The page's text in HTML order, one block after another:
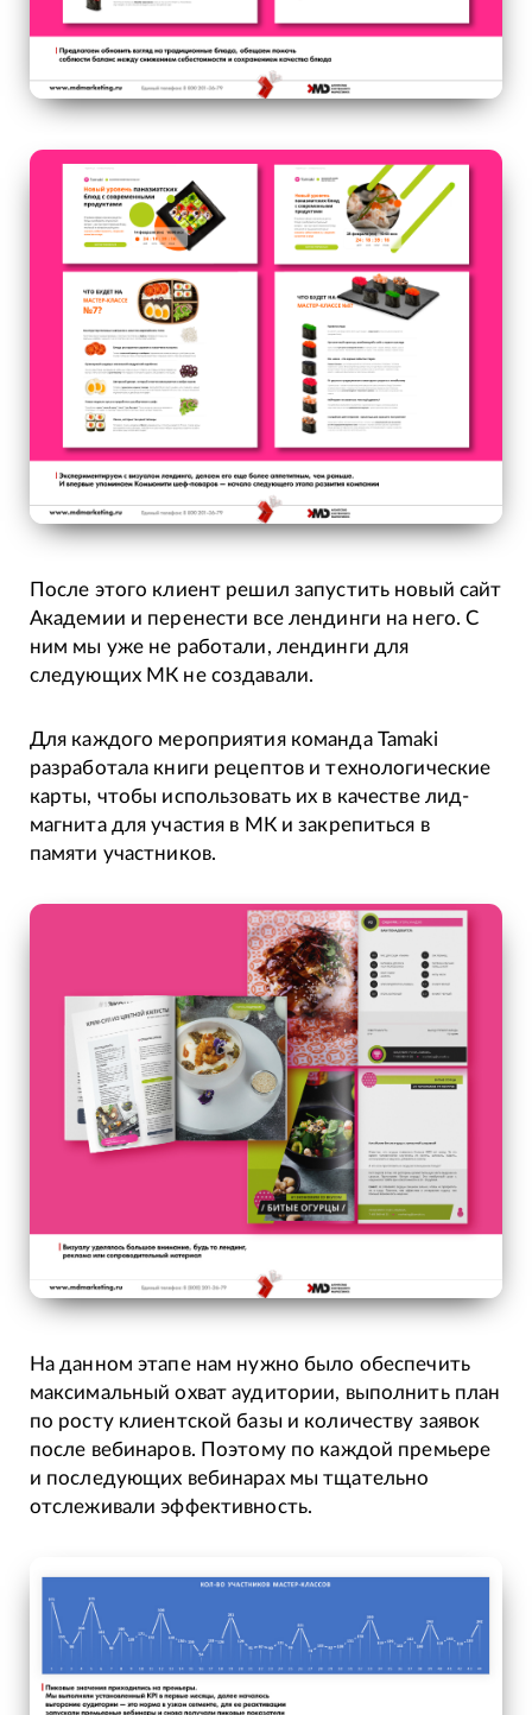
После этого клиент решил запустить новый сайт
Академии и перенести все лендинги на него. С
ним мы уже не работали, лендинги для
следующих МК не создавали.
Для каждого мероприятия команда Tamaki
разработала книги рецептов и технологические
карты, чтобы использовать их в качестве лид-
магнита для участия в МК и закрепиться в
памяти участников.
На данном этапе нам нужно было обеспечить
максимальный охват аудитории, выполнить план
по росту клиентской базы и количеству заявок
после вебинаров. Поэтому по каждой премьере
и последующих вебинарах мы тщательно
отслеживали эффективность.